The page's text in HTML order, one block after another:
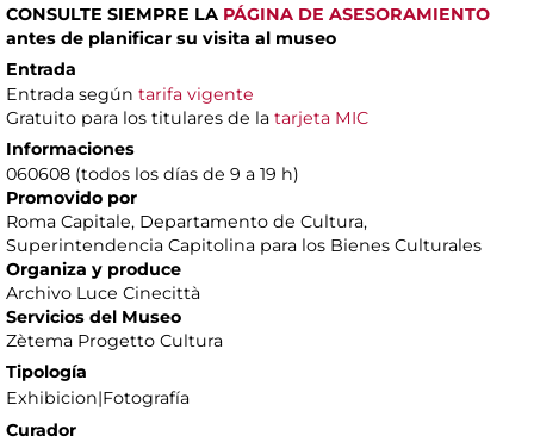
CONSULTE SIEMPRE LA PÁGINA DE ASESORAMIENTO
antes de planificar su visita al museo
Entrada
Entrada según tarifa vigente
Gratuito para los titulares de la tarjeta MIC
Informaciones
060608 (todos los días de 9 a 19 h)
Promovido por
Roma Capitale, Departamento de Cultura,
Superintendencia Capitolina para los Bienes Culturales
Organiza y produce
Archivo Luce Cinecittà
Servicios del Museo
Zètema Progetto Cultura
Tipología
Exhibicion|Fotografía
Curador